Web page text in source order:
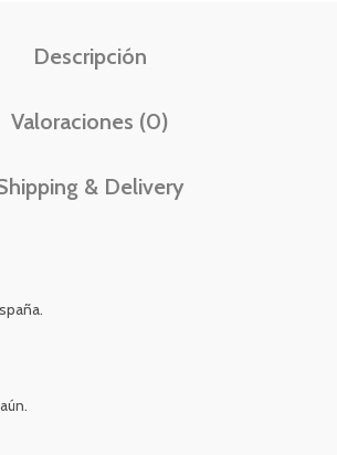
Descripción
Valoraciones (0)
& Delivery